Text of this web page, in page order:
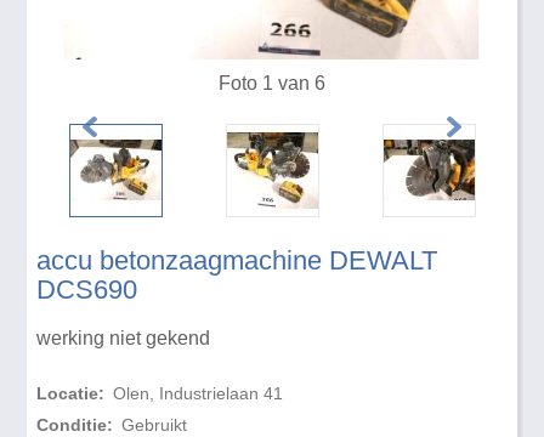
accu betonzaagmachine DEWALT
DCS690
werking niet gekend
Locatie: Olen, Industrielaan 41
Conditie: Gebruikt
Foto 1 van 6